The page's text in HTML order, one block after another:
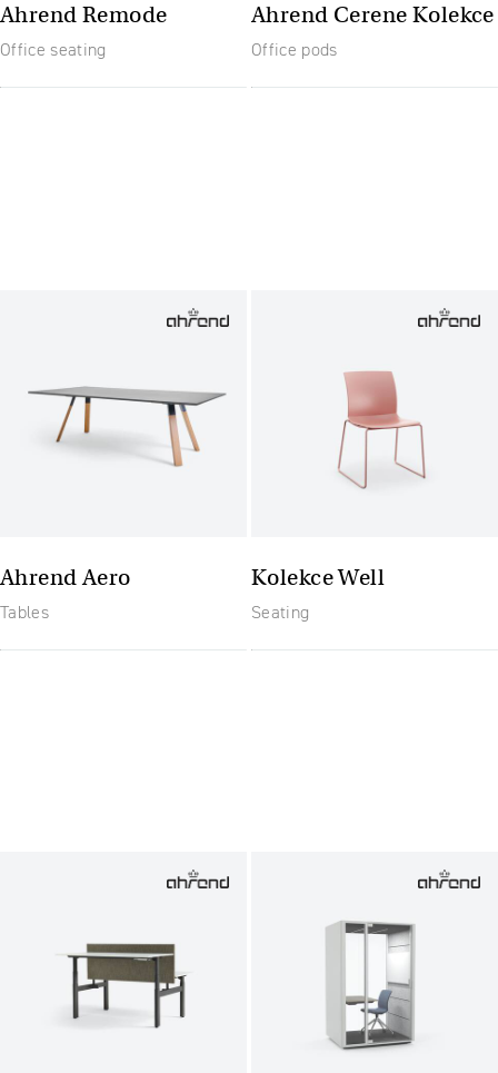
Ahrend Remode
Office seating
Ahrend Cerene Kolekce
Office pods
Ahrend Aero
Tables
Kolekce Well
Seating